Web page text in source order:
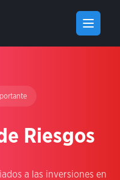
Open
Riesgos
a las inversiones en